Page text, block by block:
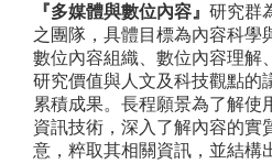
『多媒體與數位內容』 研究群
之團隊，具體目標為內容科學
數位內容組織、數位內容理解
研究價值與人文及科技觀點的
累積成果。長程願景為了解使
資訊技術，深入了解內容的實
意，粹取其相關資訊，並結構